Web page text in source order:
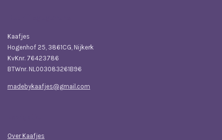
Kaafjes
Hogenhof 25, 3861CG, Nijkerk
KvKnr. 76423786
BTWnr. NL003083261B96
madebykaafjes@gmail.com
Over Kaafjes